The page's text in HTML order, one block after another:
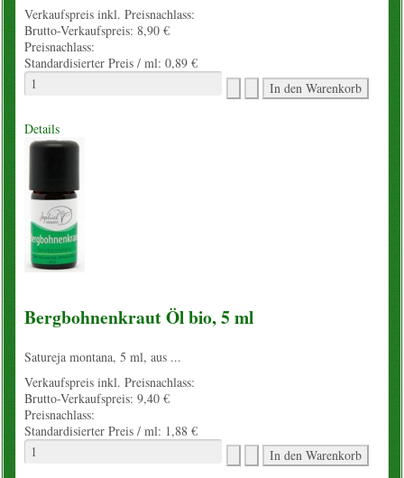
Verkaufspreis inkl. Preisnachlass:
Brutto-Verkaufspreis: 8,90 €
Preisnachlass:
Standardisierter Preis / ml: 0,89 €
Details
Bergbohnenkraut Öl bio, 5 ml
Satureja montana, 5 ml, aus ...
Verkaufspreis inkl. Preisnachlass:
Brutto-Verkaufspreis: 9,40 €
Preisnachlass:
Standardisierter Preis / ml: 1,88 €